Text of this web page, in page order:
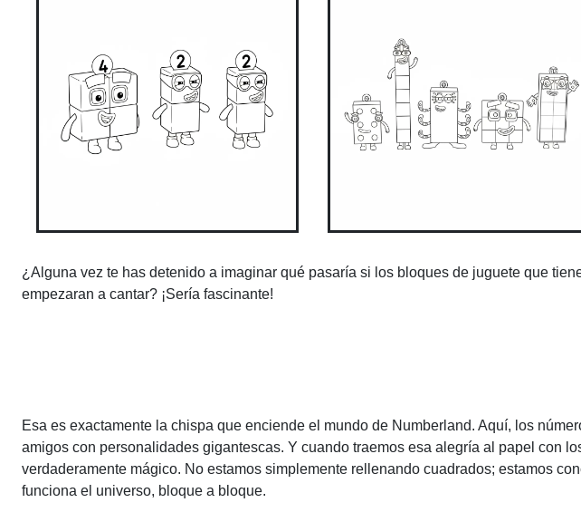
¿Alguna vez te has detenido a imaginar qué pasaría si los bloques de juguete que
empezaran a cantar? ¡Sería fascinante!
Esa es exactamente la chispa que enciende el mundo de Numberland. Aquí, los
amigos con personalidades gigantescas. Y cuando traemos esa alegría al papel con
verdaderamente mágico. No estamos simplemente rellenando cuadrados; estamos
funciona el universo, bloque a bloque.